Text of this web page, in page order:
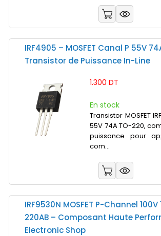
IRF4905 – MOSFET Canal P 55V
Transistor de Puissance In-Line
1.300 DT
En stock
Transistor MOSFET
55V 74A TO-220,
puissance pour
com...
IRF9530N MOSFET P-Channel 100V
220AB – Composant Haute
Electronic Shop